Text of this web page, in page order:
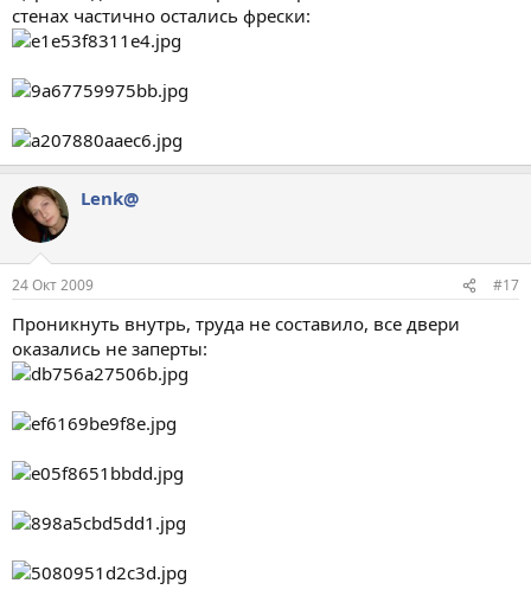
стенах частично остались фрески:
Lenk@
24 Окт 2009 #17
Проникнуть внутрь, труда не составило, все двери
оказались не заперты: